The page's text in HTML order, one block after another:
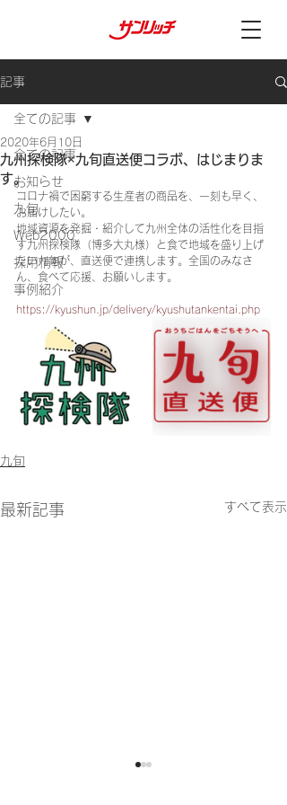
記事
全ての記事
お知らせ
九旬
Web2000
採用情報
事例紹介
全ての記事
九州探検隊×九旬直送便コラボ、はじまりま
す。
2020年6月10日
コロナ禍で困窮する生産者の商品を、一刻も早く、
お届けしたい。
地域資源を発掘・紹介して九州全体の活性化を目指
す九州探検隊（博多大丸様）と食で地域を盛り上げ
たい九旬が、直送便で連携します。全国のみなさ
ん、食べて応援、お願いします。
https://kyushun.jp/delivery/kyushutankentai.php
九旬
最新記事 すべて表示